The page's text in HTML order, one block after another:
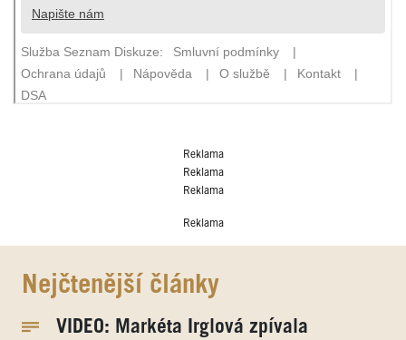
Reklama
Reklama
Reklama
Reklama
Nejčtenější články
VIDEO: Markéta Irglová zpívala